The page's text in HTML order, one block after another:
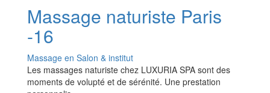
Massage naturiste Paris
-16
Massage en Salon & institut
Les massages naturiste chez LUXURIA SPA sont des
moments de volupté et de sérénité. Une prestation